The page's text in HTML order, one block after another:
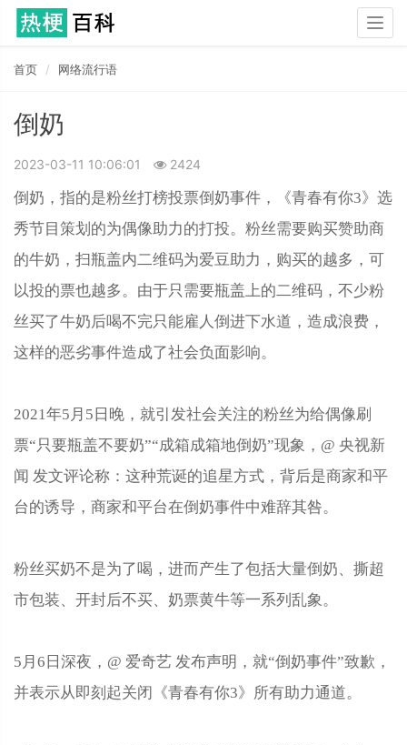
首页 网络流行语
倒奶
2023-03-11 10:06:01 2424
倒奶，指的是粉丝打榜投票倒奶事件，《青春有你3》选
秀节目策划的为偶像助力的打投。粉丝需要购买赞助商
的牛奶，扫瓶盖内二维码为爱豆助力，购买的越多，可
以投的票也越多。由于只需要瓶盖上的二维码，不少粉
丝买了牛奶后喝不完只能雇人倒进下水道，造成浪费，
这样的恶劣事件造成了社会负面影响。
2021年5月5日晚，就引发社会关注的粉丝为给偶像刷
票“只要瓶盖不要奶”“成箱成箱地倒奶”现象，@ 央视新
闻 发文评论称：这种荒诞的追星方式，背后是商家和平
台的诱导，商家和平台在倒奶事件中难辞其咎。
粉丝买奶不是为了喝，进而产生了包括大量倒奶、撕超
市包装、开封后不买、奶票黄牛等一系列乱象。
5月6日深夜，@ 爱奇艺 发布声明，就“倒奶事件”致歉，
并表示从即刻起关闭《青春有你3》所有助力通道。